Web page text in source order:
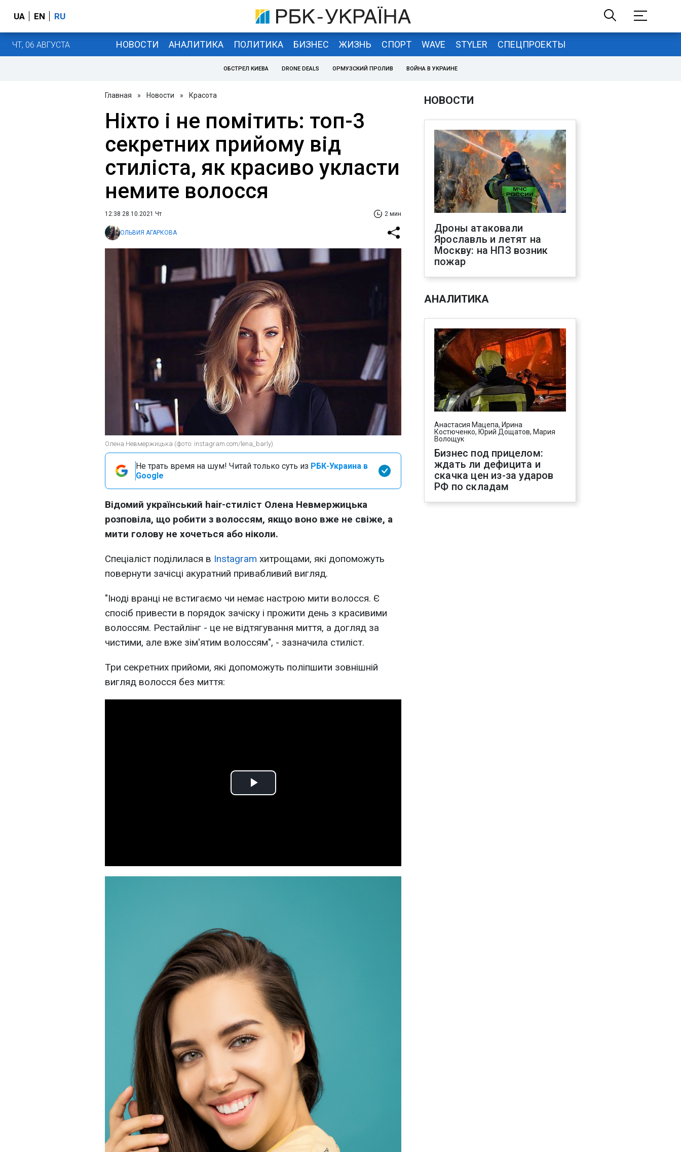
UA EN RU
ЧТ, 06 АВГУСТА НОВОСТИ АНАЛИТИКА ПОЛИТИКА БИЗНЕС ЖИЗНЬ СПОРТ WAVE STYLER СПЕЦПРОЕКТЫ
ОБСТРЕЛ КИЕВА DRONE DEALS ОРМУЗСКИЙ ПРОЛИВ ВОЙНА В УКРАИНЕ
Главная » Новости » Красота
Ніхто і не помітить: топ-3
секретних прийому від
стиліста, як красиво укласти
немите волосся
12:38 28.10.2021 Чт 2 мин
ОЛЬВИЯ АГАРКОВА
Олена Невмержицька (фото: instagram.com/lena_barly)
Не трать время на шум! Читай только суть из РБК-Украина в
Google
Відомий український hair-стиліст Олена Невмержицька
розповіла, що робити з волоссям, якщо воно вже не свіже, а
мити голову не хочеться або ніколи.
Спеціаліст поділилася в Instagram хитрощами, які допоможуть
повернути зачісці акуратний привабливий вигляд.
"Іноді вранці не встигаємо чи немає настрою мити волосся. Є
спосіб привести в порядок зачіску і прожити день з красивими
волоссям. Рестайлінг - це не відтягування миття, а догляд за
чистими, але вже зім'ятим волоссям", - зазначила стиліст.
Три секретних прийоми, які допоможуть поліпшити зовнішній
вигляд волосся без миття:
Play
НОВОСТИ
Дроны атаковали
Ярославль и летят на
Москву: на НПЗ возник
пожар
АНАЛИТИКА
Анастасия Мацепа, Ирина
Костюченко, Юрий Дощатов, Мария
Волощук
Бизнес под прицелом:
ждать ли дефицита и
скачка цен из-за ударов
РФ по складам